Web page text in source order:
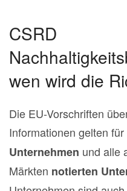
CSRD
wen wird die
Die EU-Vorschriften
Informationen gelten für
Unternehmen und alle
Märkten notierten